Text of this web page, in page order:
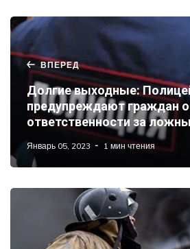
ВПЕРЕД
Долгие выходные:
предупреждают граждан
ответственности за
Январь 05, 2023 1 мин чтения